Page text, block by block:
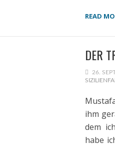
READ
DER
26.
ihm
dem
habe